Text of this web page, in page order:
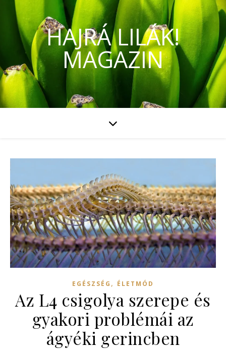
HAJRÁ LILÁK!
MAGAZIN
EGÉSZSÉG , ÉLETMÓD
Az L4 csigolya szerepe és
gyakori problémái az
ágyéki gerincben